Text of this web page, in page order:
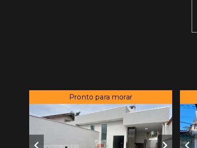
Pronto para morar